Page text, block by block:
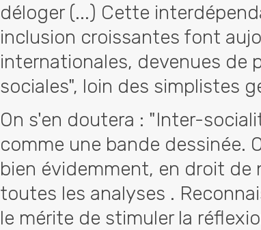
déloger (...) Cette
inclusion croissantes font
internationales, devenues de
sociales", loin des simplistes
On s'en doutera : "Inter-
comme une bande dessinée.
bien évidemment, en droit de
toutes les analyses .
le mérite de stimuler la